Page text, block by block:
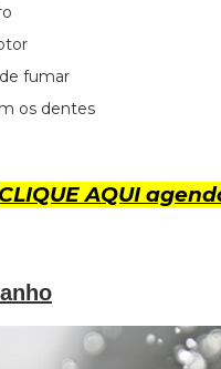
fumar
os dentes
CLIQUE AQUI